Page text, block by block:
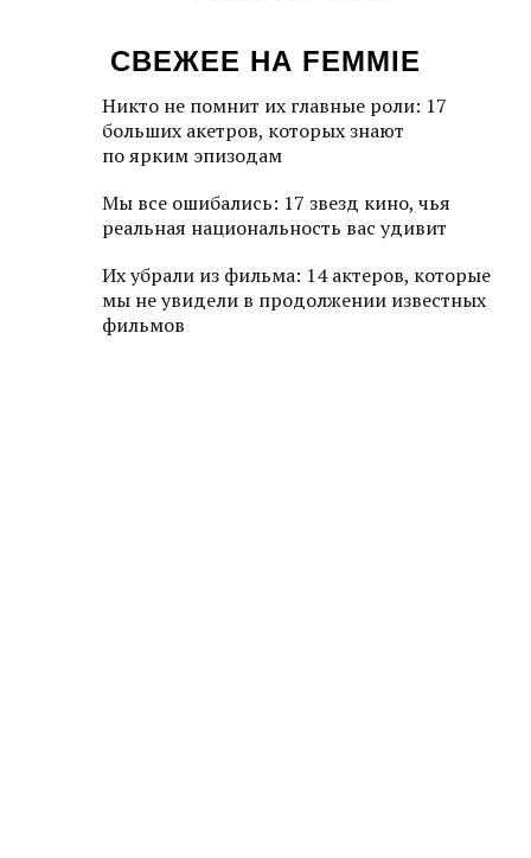
СВЕЖЕЕ НА FEMMIE
Никто не помнит их главные роли: 17
больших акетров, которых знают
по ярким эпизодам
Мы все ошибались: 17 звезд кино, чья
реальная национальность вас удивит
Их убрали из фильма: 14 актеров, которые
мы не увидели в продолжении известных
фильмов